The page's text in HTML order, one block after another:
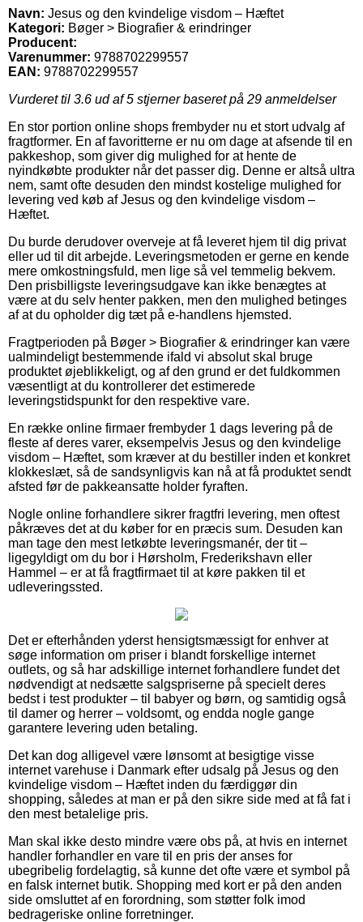
Navn: Jesus og den kvindelige visdom – Hæftet
Kategori: Bøger > Biografier & erindringer
Producent:
Varenummer: 9788702299557
EAN: 9788702299557
Vurderet til 3.6 ud af 5 stjerner baseret på 29 anmeldelser
En stor portion online shops frembyder nu et stort udvalg af
fragtformer. En af favoritterne er nu om dage at afsende til en
pakkeshop, som giver dig mulighed for at hente de
nyindkøbte produkter når det passer dig. Denne er altså ultra
nem, samt ofte desuden den mindst kostelige mulighed for
levering ved køb af Jesus og den kvindelige visdom –
Hæftet.
Du burde derudover overveje at få leveret hjem til dig privat
eller ud til dit arbejde. Leveringsmetoden er gerne en kende
mere omkostningsfuld, men lige så vel temmelig bekvem.
Den prisbilligste leveringsudgave kan ikke benægtes at
være at du selv henter pakken, men den mulighed betinges
af at du opholder dig tæt på e-handlens hjemsted.
Fragtperioden på Bøger > Biografier & erindringer kan være
ualmindeligt bestemmende ifald vi absolut skal bruge
produktet øjeblikkeligt, og af den grund er det fuldkommen
væsentligt at du kontrollerer det estimerede
leveringstidspunkt for den respektive vare.
En række online firmaer frembyder 1 dags levering på de
fleste af deres varer, eksempelvis Jesus og den kvindelige
visdom – Hæftet, som kræver at du bestiller inden et konkret
klokkeslæt, så de sandsynligvis kan nå at få produktet sendt
afsted før de pakkeansatte holder fyraften.
Nogle online forhandlere sikrer fragtfri levering, men oftest
påkræves det at du køber for en præcis sum. Desuden kan
man tage den mest letkøbte leveringsmanér, der tit –
ligegyldigt om du bor i Hørsholm, Frederikshavn eller
Hammel – er at få fragtfirmaet til at køre pakken til et
udleveringssted.
Det er efterhånden yderst hensigtsmæssigt for enhver at
søge information om priser i blandt forskellige internet
outlets, og så har adskillige internet forhandlere fundet det
nødvendigt at nedsætte salgspriserne på specielt deres
bedst i test produkter – til babyer og børn, og samtidig også
til damer og herrer – voldsomt, og endda nogle gange
garantere levering uden betaling.
Det kan dog alligevel være lønsomt at besigtige visse
internet varehuse i Danmark efter udsalg på Jesus og den
kvindelige visdom – Hæftet inden du færdiggør din
shopping, således at man er på den sikre side med at få fat i
den mest betalelige pris.
Man skal ikke desto mindre være obs på, at hvis en internet
handler forhandler en vare til en pris der anses for
ubegribelig fordelagtig, så kunne det ofte være et symbol på
en falsk internet butik. Shopping med kort er på den anden
side omsluttet af en forordning, som støtter folk imod
bedrageriske online forretninger.